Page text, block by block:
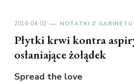
2016-04-02 NOTATKI Z GABINETU
Płytki krwi kontra
osłaniające żołądek
Spread the love